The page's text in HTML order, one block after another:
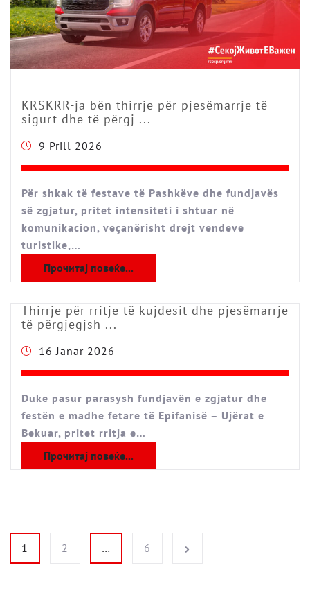
KRSKRR-ja bën thirrje për pjesëmarrje të
sigurt dhe të përgj ...
9 Prill 2026
Për shkak të festave të Pashkëve dhe fundjavës
së zgjatur, pritet intensiteti i shtuar në
komunikacion, veçanërisht drejt vendeve
turistike,…
Прочитај повеќе...
Thirrje për rritje të kujdesit dhe pjesëmarrje
të përgjegjsh ...
16 Janar 2026
Duke pasur parasysh fundjavën e zgjatur dhe
festën e madhe fetare të Epifanisë – Ujërat e
Bekuar, pritet rritja e…
Прочитај повеќе...
Faqosje postimesh
1 2 … 6